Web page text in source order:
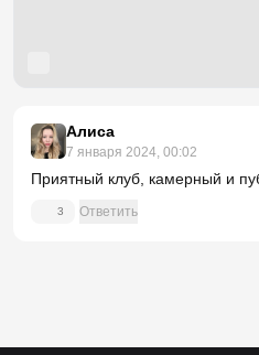
Алиса
7 января 2024, 00:02
Приятный клуб, камерный и
3 Ответить